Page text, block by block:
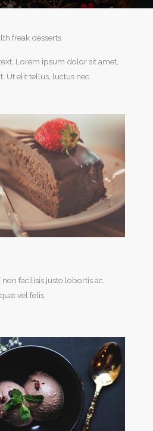
freak desserts
Lorem ipsum dolor sit amet,
Ut elit tellus, luctus nec
facilisis justo lobortis ac.
vel felis.